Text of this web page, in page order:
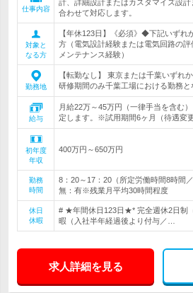
仕事内容
計、詳細設計またはカスタマイズ設
合わせて対応します。
対象と
なる方
【年休123日】《必須》◆下記いずれ
方（電気設計経験または電気回路の評
メンテナンス経験）
勤務地
【転勤なし】 東京または千葉いずれ
研修期間のみ千葉工場における勤務と
給与
月給22万～45万円（一律手当を含む
定します。※試用期間6ヶ月（待遇変更
初年度
年収
400万円～650万円
勤務
時間
8：20～17：20（所定労働時間8時間
無：有※残業月平均30時間程度
休日
休暇
# ★年間休日123日★* 完全週休2日制
暇（入社半年経過後より付与／…
求人詳細を見る